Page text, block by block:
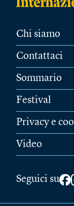
Chi siamo
Contattaci
Sommario
Festival
Privacy e
Video
Seguici su